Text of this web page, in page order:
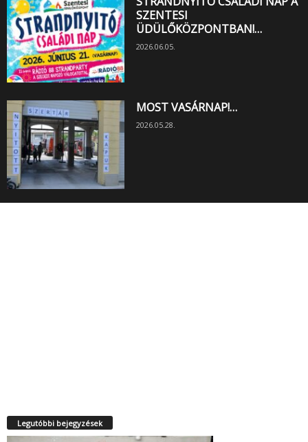
SZENTESI
ÜDÜLŐKÖZPONTBAN!…
2026.06.05.
MOST VASÁRNAP!…
2026.05.28.
Legutóbbi bejegyzések